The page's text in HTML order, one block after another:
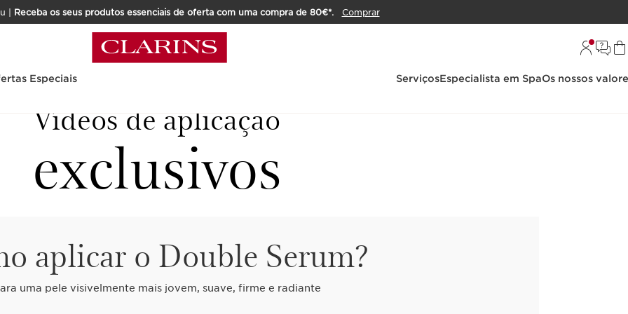
| Receba os seus produtos essenciais de oferta com uma compra de 80€*.
Comprar
Especiais ServiçosEspecialista em SpaOs nossos
Vídeos de aplicação
exclusivos
aplicar o Double Serum?
uma pele visivelmente mais jovem, suave, firme e radiante